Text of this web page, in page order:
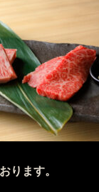
ります。